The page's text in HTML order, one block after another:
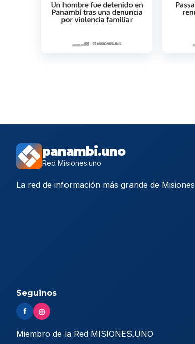
panambi.uno
Red Misiones.uno
La red de información más grande de Misiones
Seguinos
f ◎
Miembro de la Red MISIONES.UNO